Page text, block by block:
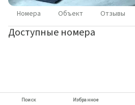
Номера Объект Отзывы
Доступные номера
Поиск Избранное